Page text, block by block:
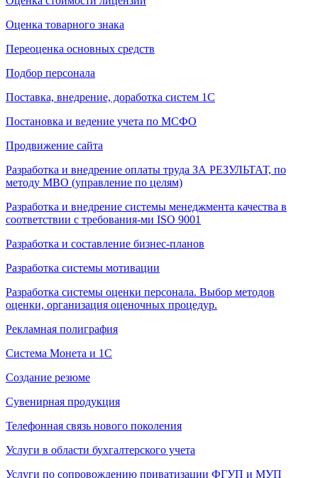
Оценка товарного знака
Переоценка основных средств
Подбор персонала
Поставка, внедрение, доработка систем 1С
Постановка и ведение учета по МСФО
Продвижение сайта
Разработка и внедрение оплаты труда ЗА РЕЗУЛЬТАТ, по
методу МВО (управление по целям)
Разработка и внедрение системы менеджмента качества в
соответствии с требования-ми ISO 9001
Разработка и составление бизнес-планов
Разработка системы мотивации
Разработка системы оценки персонала. Выбор методов
оценки, организация оценочных процедур.
Рекламная полиграфия
Система Монета и 1С
Создание резюме
Сувенирная продукция
Телефонная связь нового поколения
Услуги в области бухгалтерского учета
Услуги по сопровождению приватизации ФГУП и МУП